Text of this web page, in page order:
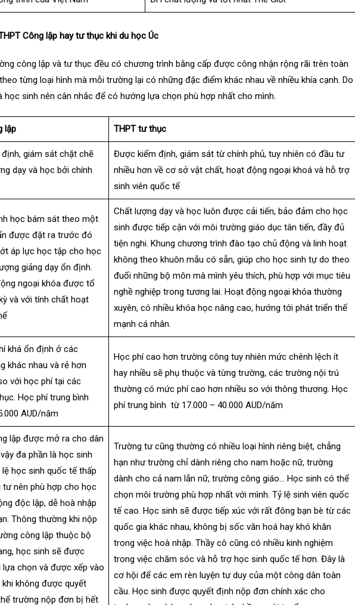
Công lập hay tư thục khi du học Úc
công lập và tư thục đều có chương trình bằng cấp được công nhận rộng rãi trên toàn
từng loại hình mà mỗi trường lại có những đặc điểm khác nhau về nhiều khía cạnh. Do
học sinh nên cân nhắc để có hướng lựa chọn phù hợp nhất cho mình.
lập THPT tư thục
giám sát chặt chẽ
dạy và học bởi chính
Được kiểm định, giám sát từ chính phủ, tuy nhiên có đầu tư
nhiều hơn về cơ sở vật chất, hoạt động ngoại khoá và hỗ trợ
sinh viên quốc tế
học bám sát theo một
được đặt ra trước đó
áp lực học tập cho học
giảng dạy ổn định.
ngoại khóa được tổ
và với tính chất hoạt
Chất lượng dạy và học luôn được cải tiến, bảo đảm cho học
sinh được tiếp cận với môi trường giáo dục tân tiến, đầy đủ
tiện nghi. Khung chương trình đào tạo chủ động và linh hoạt
không theo khuôn mẫu có sẵn, giúp cho học sinh tự do theo
đuổi những bộ môn mà mình yêu thích, phù hợp với mục tiêu
nghề nghiệp trong tương lai. Hoạt động ngoại khóa thường
xuyên, có nhiều khóa học nâng cao, hướng tới phát triển thế
mạnh cá nhân.
khá ổn định ở các
khác nhau và rẻ hơn
với học phí tại các
Học phí trung bình
AUD/năm
Học phí cao hơn trường công tuy nhiên mức chênh lệch ít
hay nhiều sẽ phụ thuộc và từng trường, các trường nội trú
thường có mức phí cao hơn nhiều so với thông thương. Học
phí trung bình từ 17.000 – 40.000 AUD/năm
lập được mở ra cho dân
đa phần là học sinh
lệ học sinh quốc tế thấp
tư nên phù hợp cho học
độc lập, dễ hoà nhập
Thông thường khi nộp
công lập thuộc bộ
học sinh sẽ được
lựa chọn và được xếp vào
không được quyết
trường nộp đơn bị hết
Trường tư cũng thường có nhiều loại hình riêng biệt, chẳng
hạn như trường chỉ dành riêng cho nam hoặc nữ, trường
dành cho cả nam lẫn nữ, trường công giáo… Học sinh có thể
chọn môi trường phù hợp nhất với mình. Tỷ lệ sinh viên quốc
tế cao. Học sinh sẽ được tiếp xúc với rất đông bạn bè từ các
quốc gia khác nhau, không bị sốc văn hoá hay khó khăn
trong việc hoà nhập. Thầy cô cũng có nhiều kinh nghiệm
trong việc chăm sóc và hỗ trợ học sinh quốc tế hơn. Đây là
cơ hội để các em rèn luyện tư duy của một công dân toàn
cầu. Học sinh được quyết định nộp đơn chính xác cho